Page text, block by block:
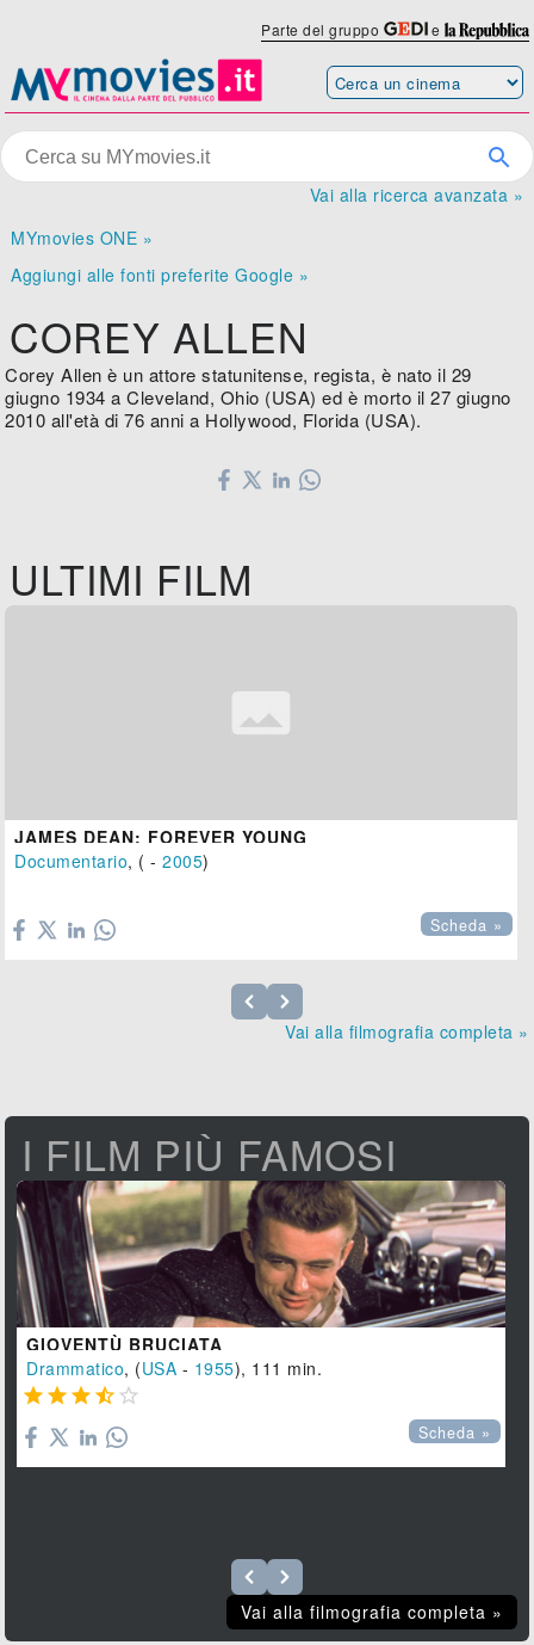
Parte del gruppo e
Vai alla ricerca avanzata »
MYmovies ONE »
Aggiungi alle fonti preferite Google »
COREY ALLEN
Corey Allen è un attore statunitense, regista, è nato il 29
giugno 1934 a Cleveland, Ohio (USA) ed è morto il 27 giugno
2010 all'età di 76 anni a Hollywood, Florida (USA).
ULTIMI FILM
JAMES DEAN: FOREVER YOUNG
Documentario, ( -2005)
Scheda »
Vai alla filmografia completa »
I FILM PIÙ FAMOSI
GIOVENTÙ BRUCIATA
Drammatico, (USA - 1955), 111 min.
    
Scheda »
Vai alla filmografia completa »